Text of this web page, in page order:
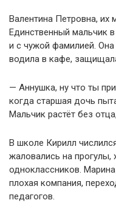
Валентина Петровна, их
Единственный мальчик
и с чужой фамилией. Она
водила в кафе,
— Аннушка, ну что ты
когда старшая дочь
Мальчик растёт без
В школе Кирилл
жаловались на прогулы,
одноклассников.
плохая компания,
педагогов.